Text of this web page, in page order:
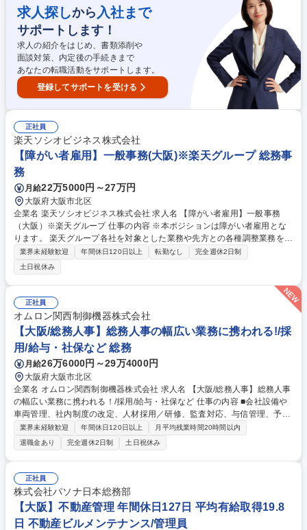
発送など） ※上記の業務のうちいずれかをご担当いただきます。※仕事内
容は障がいの状況により相談に応じます。 ※変更範囲:当社業務全般 募集
職種 【障がい者雇用】一般事務（大阪）※楽天グループ
求人探しから 入社まで
サポートします！
求人の紹介をはじめ、書類添削や
面談対策、内定後の手続きまで
あなたの転職活動をサポートします。
登録してサポートを受ける
正社員
楽天ソシオビジネス株式会社
【障がい者雇用】一般事務(大阪)※楽天グループ 総務事
務
月給22万5000円～27万円
大阪府大阪市北区
企業名 楽天ソシオビジネス株式会社 求人名 【障がい者雇用】一般事務
（大阪）※楽天グループ 仕事の内容 ※本ポジションは障がい者雇用とな
ります。 楽天グループ各社を対象とした業務や先方との各種調整業務をご
担当頂きます。 【詳細】■総務関連業務■人事労務、教育研修関連業務■経
理事務（決済代行、立替金処理など）■サービス運用関連業務（楽天が展
開するサービスの運用、情報精査、審査、メルマガ制作など）■発送・PD
F化・印刷関連業務（キャンペーン運営事務局対応、補助、物品の梱包、
発送など） ※上記の業務のうちいずれかをご担当いただきます。※仕事内
容は障がいの状況により相談に応じます。 ※変更範囲:当社業務全般 募集
職種 【障がい者雇用】一般事務（大阪）※楽天グループ
業界未経験歓迎 年間休日120日以上 転勤なし
完全週休2日制
土日祝休み
正社員
オムロン関西制御機器株式会社
【大阪/総務人事】総務人事の幅広い業務に携われる!/採
用/給与・社保など 総務
月給26万6000円～29万4000円
大阪府大阪市北区
企業名 オムロン関西制御機器株式会社 求人名 【大阪/総務人事】総務人事
の幅広い業務に携われる！/採用/給与・社保など 仕事の内容 ■会社設備や
車両管理、社内制度の改定、人材採用／研修、監査対応、与信管理、予算
案策定など、庶務から経営に近い領域まで幅広く担う管理部門の中心ポジ
ションです。 【入社後すぐにお任せしたい業務】■採用業務（新卒・中
途）■車両・ファシリティ管理■社内制度の改定、運用■与信管理■各種実
務対応■請求書管理■給与・社会保険対応 【ゆくゆくお任せしたい業務】■
安全衛生に係る業務／監査対応（ISO9001／ISO14001）■社員研修対応／
人事制度の改定、立案／人事異動、組織変更対応■管理会計資料（PL作成
等）／経費予算の策定 募集職種 【大阪/総務人事】総務人事の幅広い業務
に携われる！/採用/給与・社保など
業界未経験歓迎 年間休日120日以上
月平均残業時間20時間以内
退職金あり
完全週休2日制 土日祝休み
正社員
株式会社パソナ日本総務部
【大阪】不動産管理 年間休日127日 平均有給取得19.8
日 不動産ビルメンテナンス/管理員